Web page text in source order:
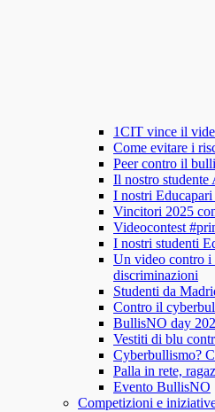
1CIT vince il
Come evitare i
Peer contro il
Il nostro
I nostri
Vincitori 2025
Videocontest
I nostri studenti
Un video contro i
discriminazioni
Studenti da
Contro il
BullisNO day
Vestiti di blu
Cyberbullismo?
Palla in rete,
Evento BullisNO
Competizioni e